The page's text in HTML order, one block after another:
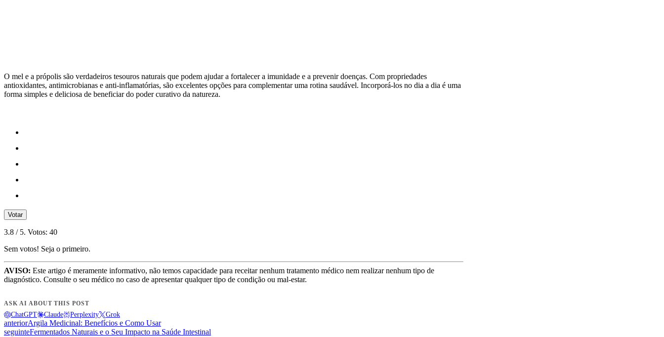
O mel e a própolis são verdadeiros tesouros naturais que podem ajudar a fortalecer a imunidade e a prevenir doenças. Com propriedades
antioxidantes, antimicrobianas e anti-inflamatórias, são excelentes opções para complementar uma rotina saudável. Incorporá-los no dia a dia é uma
forma simples e deliciosa de beneficiar do poder curativo da natureza.
Votar
3.8 / 5. Votos: 40
Sem votos! Seja o primeiro.
AVISO: Este artigo é meramente informativo, não temos capacidade para receitar nenhum tratamento médico nem realizar nenhum tipo de
diagnóstico. Consulte o seu médico no caso de apresentar qualquer tipo de condição ou mal-estar.
ASK AI ABOUT THIS POST
ChatGPT Claude Perplexity Grok
anteriorArgila Medicinal: Benefícios e Como Usar
seguinteFermentados Naturais e o Seu Impacto na Saúde Intestinal